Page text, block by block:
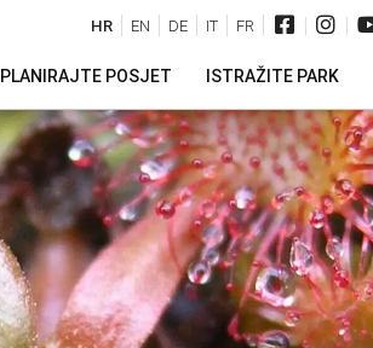
| |
HR EN DE IT FR
PLANIRAJTE POSJET ISTRAŽITE PARK